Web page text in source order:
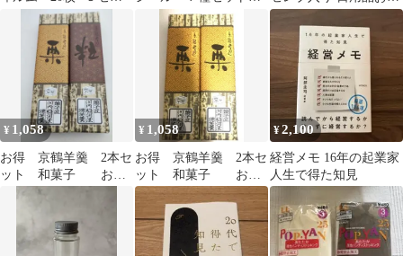
チ✖︎５センチ⭐️子供のケ
ガに✨医療
A バラ売り不可 未
セット 詰め合わせ
¥ 1,058
お得 京鶴羊羹 2本セ
ット 和菓子 おや
つ ようかん
¥ 1,058
お得 京鶴羊羹 2本セ
ット 和菓子 おや
つ ようかん お茶請
け 栗羊羹
¥2,100
経営メモ 16年の起業家
人生で得た知見